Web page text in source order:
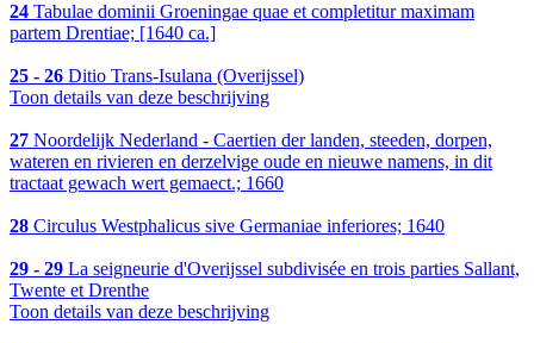
24 Tabulae dominii Groeningae quae et completitur maximam
partem Drentiae; [1640 ca.]
25 - 26 Ditio Trans-Isulana (Overijssel)
Toon details van deze beschrijving
27 Noordelijk Nederland - Caertien der landen, steeden, dorpen,
wateren en rivieren en derzelvige oude en nieuwe namens, in dit
tractaat gewach wert gemaect.; 1660
28 Circulus Westphalicus sive Germaniae inferiores; 1640
29 - 29 La seigneurie d'Overijssel subdivisée en trois parties Sallant,
Twente et Drenthe
Toon details van deze beschrijving